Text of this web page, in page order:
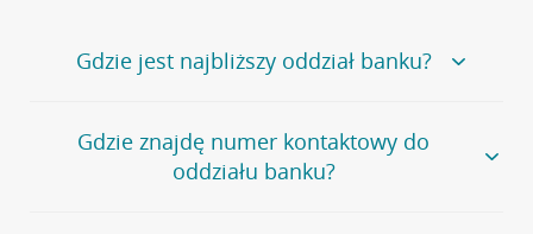
Gdzie jest najbliższy oddział banku?
Jeśli szukasz oddziału naszego banku, zapraszamy na
stronęPlacówki i bankomaty, na której znajduje się
wygodna wyszukiwarka.
Gdzie znajdę numer kontaktowy do
oddziału banku?